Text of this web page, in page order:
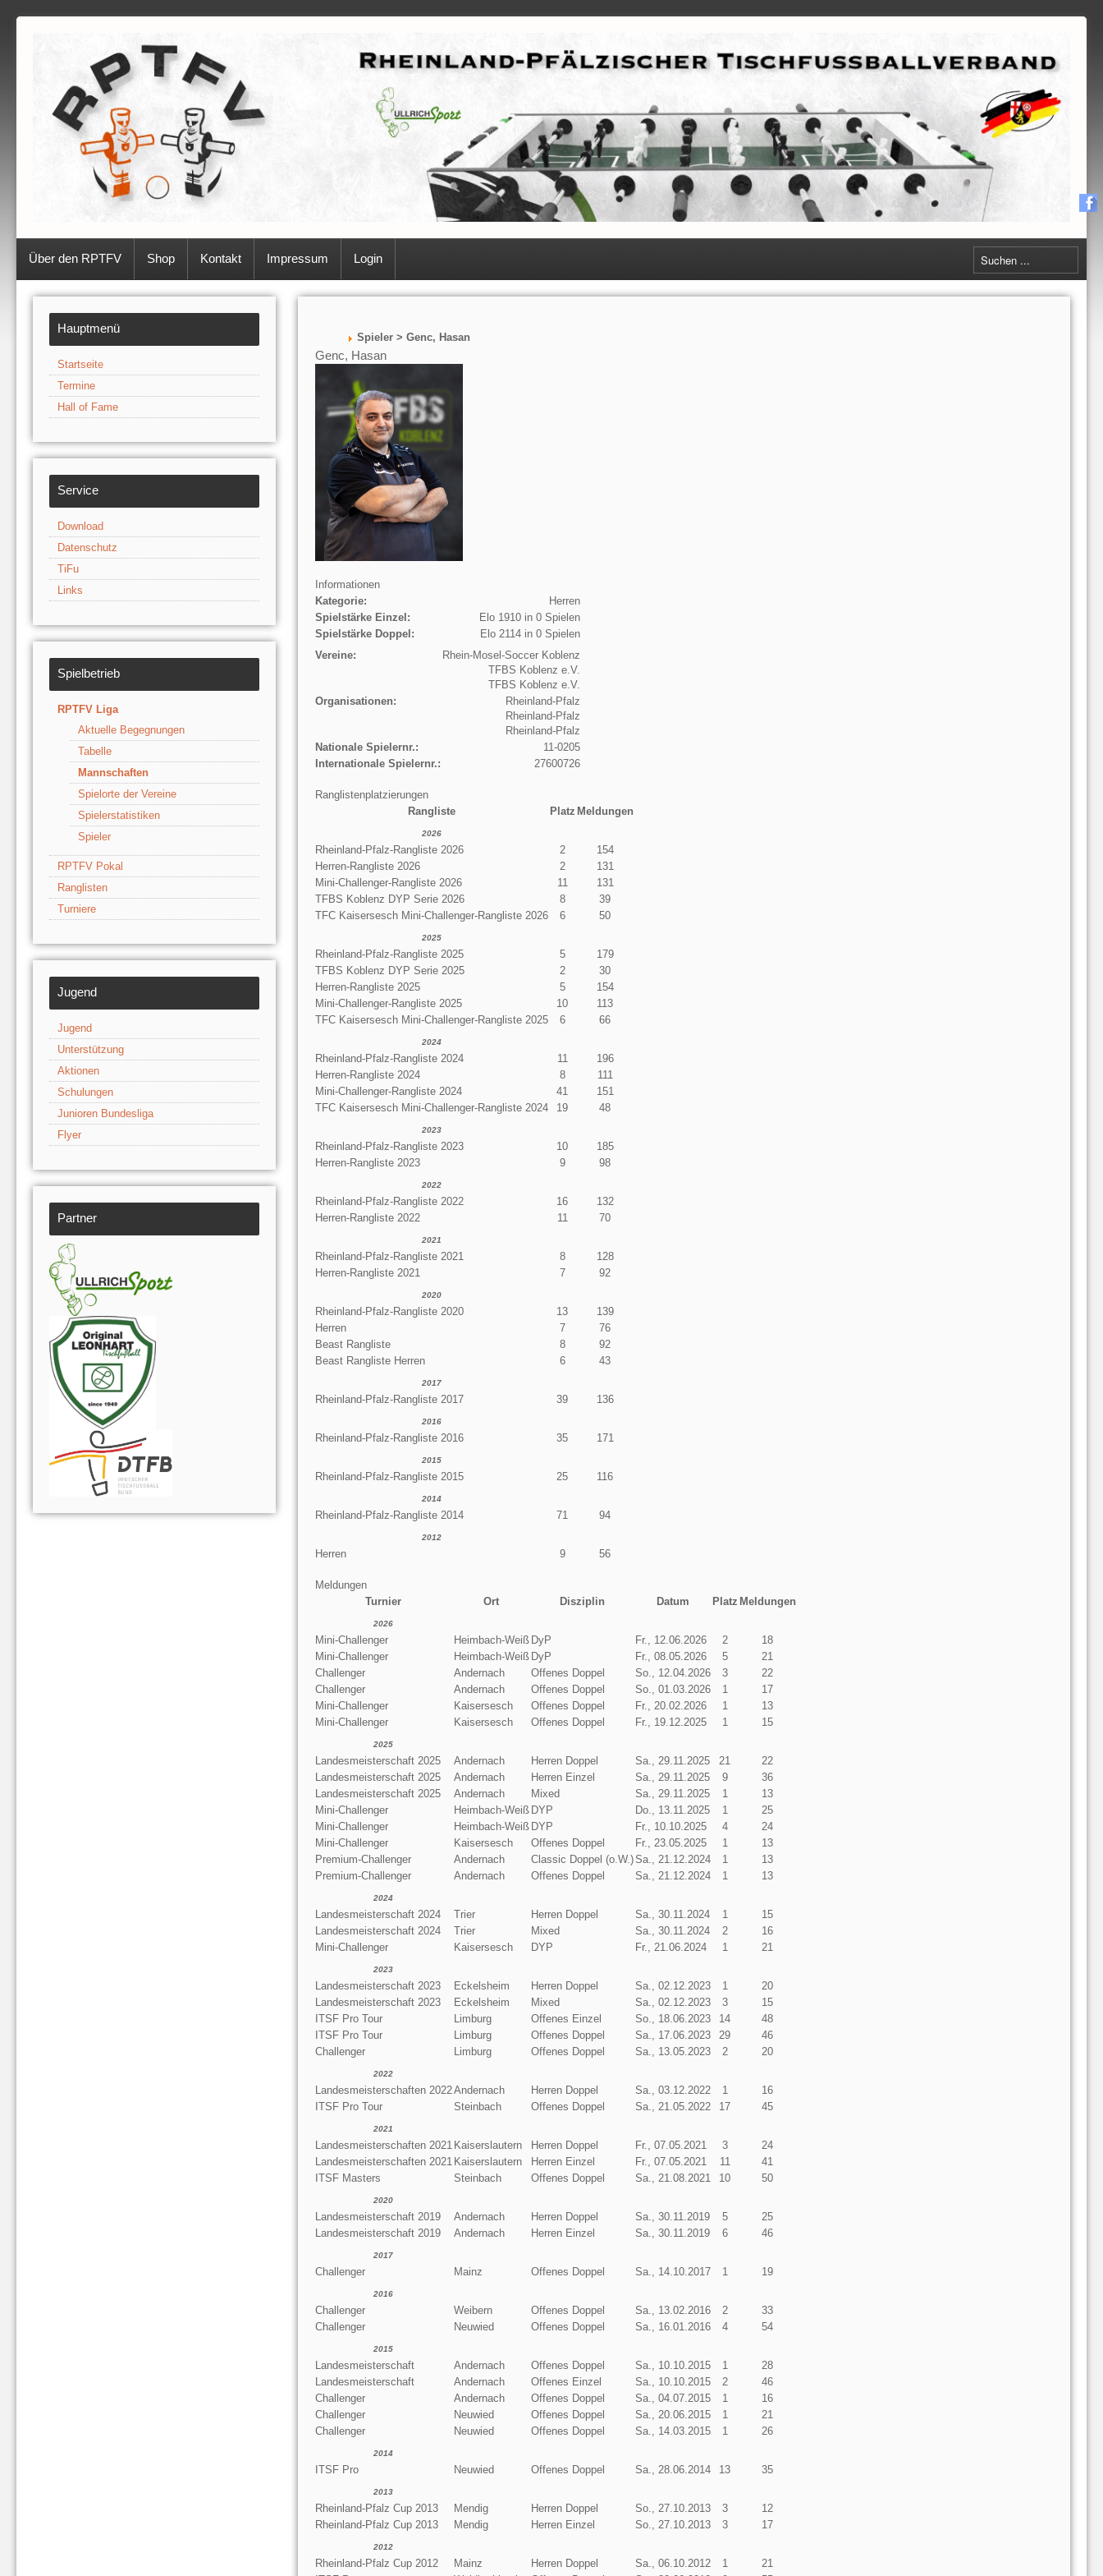
Über den RPTFV Shop Kontakt Impressum Login
Hauptmenü
Startseite
Termine
Hall of Fame
Service
Download
Datenschutz
TiFu
Links
Spielbetrieb
RPTFV Liga
Aktuelle Begegnungen
Tabelle
Mannschaften
Spielorte der Vereine
Spielerstatistiken
Spieler
RPTFV Pokal
Ranglisten
Turniere
Jugend
Jugend
Unterstützung
Aktionen
Schulungen
Junioren Bundesliga
Flyer
Partner
Spieler > Genc, Hasan
Genc, Hasan
Informationen
Kategorie:
Herren
Spielstärke Einzel:
Elo 1910 in 0 Spielen
Spielstärke Doppel:
Elo 2114 in 0 Spielen
Vereine:
Rhein-Mosel-Soccer Koblenz
TFBS Koblenz e.V.
TFBS Koblenz e.V.
Organisationen:
Rheinland-Pfalz
Rheinland-Pfalz
Rheinland-Pfalz
Nationale Spielernr.:
11-0205
Internationale Spielernr.:
27600726
Ranglistenplatzierungen
Rangliste
Platz Meldungen
2026
Rheinland-Pfalz-Rangliste 2026 2
154
Herren-Rangliste 2026
2
131
Mini-Challenger-Rangliste 2026
11
131
TFBS Koblenz DYP Serie 2026
8
39
TFC Kaisersesch Mini-Challenger-Rangliste 2026
6 50
2025
Rheinland-Pfalz-Rangliste 2025 5
179
TFBS Koblenz DYP Serie 2025
2
30
Herren-Rangliste 2025
5
154
Mini-Challenger-Rangliste 2025
10
113
TFC Kaisersesch Mini-Challenger-Rangliste 2025
6 66
2024
Rheinland-Pfalz-Rangliste 2024 11
196
Herren-Rangliste 2024
8
111
Mini-Challenger-Rangliste 2024
41
151
TFC Kaisersesch Mini-Challenger-Rangliste 2024
19 48
2023
Rheinland-Pfalz-Rangliste 2023 10
185
Herren-Rangliste 2023
9 98
2022
Rheinland-Pfalz-Rangliste 2022 16
132
Herren-Rangliste 2022
11 70
2021
Rheinland-Pfalz-Rangliste 2021 8
128
Herren-Rangliste 2021
7 92
2020
Rheinland-Pfalz-Rangliste 2020 13
139
Herren
7
76
Beast Rangliste
8
92
Beast Rangliste Herren
6 43
2017
Rheinland-Pfalz-Rangliste 2017 39 136
2016
Rheinland-Pfalz-Rangliste 2016 35 171
2015
Rheinland-Pfalz-Rangliste 2015 25 116
2014
Rheinland-Pfalz-Rangliste 2014 71 94
2012
Herren 9 56
Meldungen
Turnier
Ort Disziplin Datum Platz Meldungen
2026
Mini-Challenger Heimbach-Weiß DyP Fr., 12.06.2026 2
18
Mini-Challenger
Heimbach-Weiß DyP Fr., 08.05.2026 5
21
Challenger
Andernach Offenes Doppel So., 12.04.2026 3
22
Challenger
Andernach Offenes Doppel So., 01.03.2026 1
17
Mini-Challenger
Kaisersesch Offenes Doppel Fr., 20.02.2026 1
13
Mini-Challenger
Kaisersesch Offenes Doppel Fr., 19.12.2025 1 15
2025
Landesmeisterschaft 2025 Andernach Herren Doppel Sa., 29.11.2025 21
22
Landesmeisterschaft 2025
Andernach Herren Einzel Sa., 29.11.2025 9
36
Landesmeisterschaft 2025
Andernach Mixed Sa., 29.11.2025 1
13
Mini-Challenger
Heimbach-Weiß DYP Do., 13.11.2025 1
25
Mini-Challenger
Heimbach-Weiß DYP Fr., 10.10.2025 4
24
Mini-Challenger
Kaisersesch Offenes Doppel Fr., 23.05.2025 1
13
Premium-Challenger
Andernach Classic Doppel (o.W.)Sa., 21.12.2024 1
13
Premium-Challenger
Andernach Offenes Doppel Sa., 21.12.2024 1 13
2024
Landesmeisterschaft 2024 Trier Herren Doppel Sa., 30.11.2024 1
15
Landesmeisterschaft 2024
Trier Mixed Sa., 30.11.2024 2
16
Mini-Challenger
Kaisersesch DYP Fr., 21.06.2024 1 21
2023
Landesmeisterschaft 2023 Eckelsheim Herren Doppel Sa., 02.12.2023 1
20
Landesmeisterschaft 2023
Eckelsheim Mixed Sa., 02.12.2023 3
15
ITSF Pro Tour
Limburg Offenes Einzel So., 18.06.2023 14
48
ITSF Pro Tour
Limburg Offenes Doppel Sa., 17.06.2023 29
46
Challenger
Limburg Offenes Doppel Sa., 13.05.2023 2 20
2022
Landesmeisterschaften 2022Andernach Herren Doppel Sa., 03.12.2022 1
16
ITSF Pro Tour
Steinbach Offenes Doppel Sa., 21.05.2022 17 45
2021
Landesmeisterschaften 2021 Kaiserslautern Herren Doppel Fr., 07.05.2021 3
24
Landesmeisterschaften 2021 Kaiserslautern Herren Einzel Fr., 07.05.2021 11
41
ITSF Masters
Steinbach Offenes Doppel Sa., 21.08.2021 10 50
2020
Landesmeisterschaft 2019 Andernach Herren Doppel Sa., 30.11.2019 5
25
Landesmeisterschaft 2019
Andernach Herren Einzel Sa., 30.11.2019 6 46
2017
Challenger Mainz Offenes Doppel Sa., 14.10.2017 1 19
2016
Challenger Weibern Offenes Doppel Sa., 13.02.2016 2
33
Challenger
Neuwied Offenes Doppel Sa., 16.01.2016 4 54
2015
Landesmeisterschaft Andernach Offenes Doppel Sa., 10.10.2015 1
28
Landesmeisterschaft
Andernach Offenes Einzel Sa., 10.10.2015 2
46
Challenger
Andernach Offenes Doppel Sa., 04.07.2015 1
16
Challenger
Neuwied Offenes Doppel Sa., 20.06.2015 1
21
Challenger
Neuwied Offenes Doppel Sa., 14.03.2015 1 26
2014
ITSF Pro Neuwied Offenes Doppel Sa., 28.06.2014 13 35
2013
Rheinland-Pfalz Cup 2013 Mendig Herren Doppel So., 27.10.2013 3
12
Rheinland-Pfalz Cup 2013
Mendig Herren Einzel So., 27.10.2013 3 17
2012
Rheinland-Pfalz Cup 2012 Mainz Herren Doppel Sa., 06.10.2012 1
21